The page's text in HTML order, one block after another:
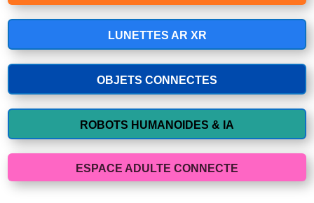
LUNETTES AR XR
OBJETS CONNECTES
ROBOTS HUMANOIDES & IA
ESPACE ADULTE CONNECTE